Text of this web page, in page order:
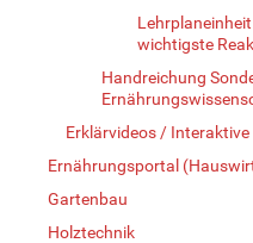
wichtigste
Handreichung
Erklärvideos /
Ernährungsportal
Gartenbau
Holztechnik